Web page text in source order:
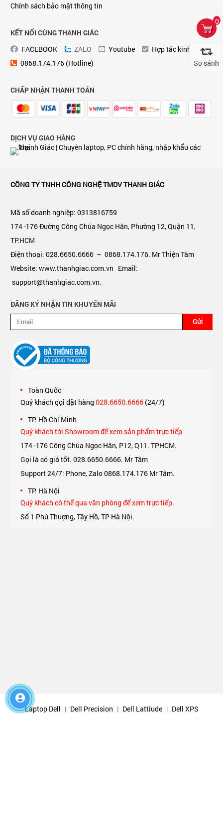
0
So sánh
Chính sách bảo mật thông tin
KẾT NỐI CÙNG THANH GIÁC
FACEBOOK
ZALO Youtube
Hợp tác kinh doanh
0868.174.176 (Hotline)
CHẤP NHẬN THANH TOÁN
DỊCH VỤ GIAO HÀNG
CÔNG TY TNHH CÔNG NGHỆ TMDV THANH GIÁC
Mã số doanh nghiệp: 0313816759
174 -176 Đường Công Chúa Ngọc Hân, Phường 12, Quận 11,
TP.HCM
Điện thoại: 028.6650.6666 – 0868.174.176. Mr Thiện Tâm
Website: www.thanhgiac.com.vn Email:
support@thanhgiac.com.vn.
ĐĂNG KÝ NHẬN TIN KHUYẾN MÃI
Gửi
Toàn Quốc
Quý khách gọi đặt hàng 028.6650.6666(24/7)
TP. Hồ Chí Minh
Quý khách tới Showroom để xem sản phẩm trực tiếp
174 -176 Công Chúa Ngọc Hân, P12, Q11. TPHCM.
Gọi là có giá tốt. 028.6650.6666. Mr Tâm
Support 24/7: Phone, Zalo 0868.174.176 Mr Tâm.
TP. Hà Nội
Quý khách có thể qua văn phòng để xem trực tiếp.
Số 1 Phú Thượng, Tây Hồ, TP Hà Nội.
Laptop Dell Dell Precision Dell Lattiude
Dell XPS
Dell Alienware
Dell G Series
Dell Inspiron